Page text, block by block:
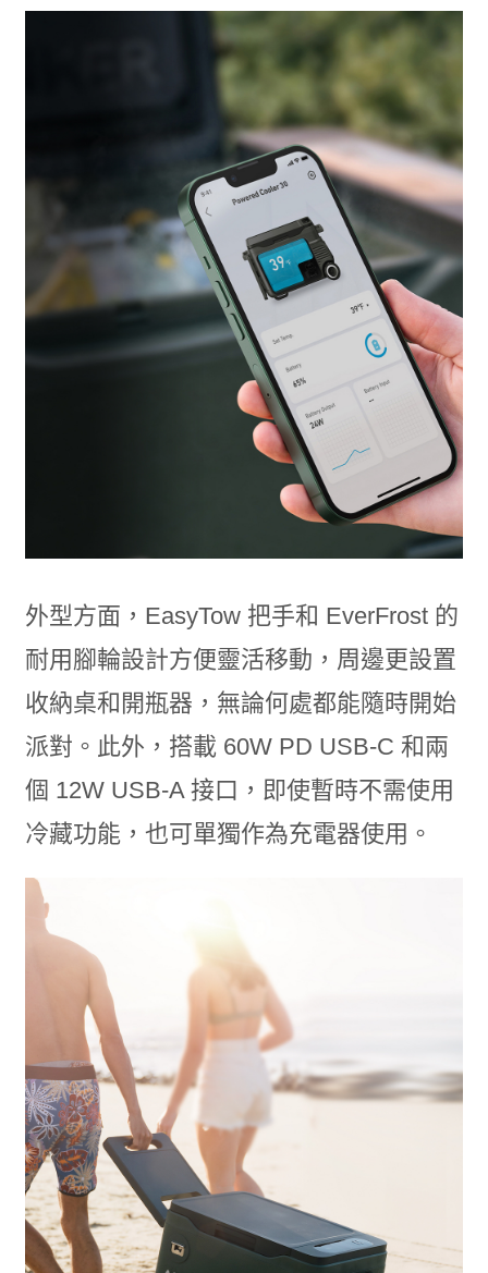
外型方面，EasyTow 把手和 EverFrost 的
耐用腳輪設計方便靈活移動，周邊更設置
收納桌和開瓶器，無論何處都能隨時開始
派對。此外，搭載 60W PD USB-C 和兩
個 12W USB-A 接口，即使暫時不需使用
冷藏功能，也可單獨作為充電器使用。